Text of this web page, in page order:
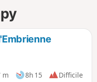
o
m 8h 15
Difficile